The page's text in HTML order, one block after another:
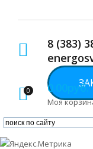
8 (383)
0 0.00руб.
Моя